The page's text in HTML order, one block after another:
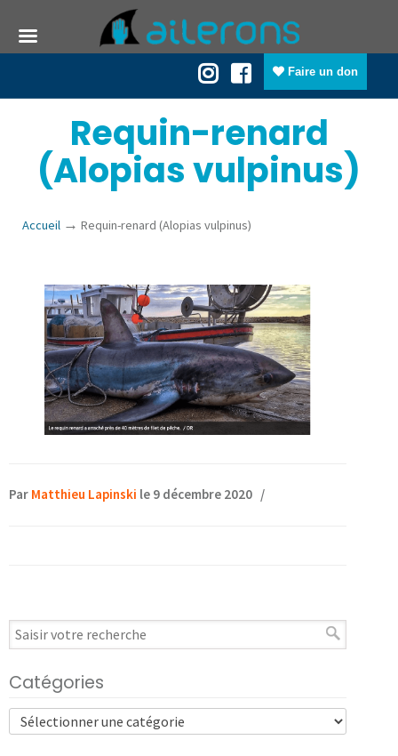
Faire un don
Requin-renard
(Alopias vulpinus)
Accueil → Requin-renard (Alopias vulpinus)
Par Matthieu Lapinski le 9 décembre 2020 /
Catégories